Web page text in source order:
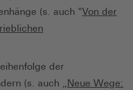
(s. auch "Von der
der
(s. auch „ Neue Wege: